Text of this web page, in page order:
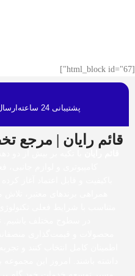
[html_block id="67"]
پشتیبانی 24 ساعته
قائم رایان | مرجع